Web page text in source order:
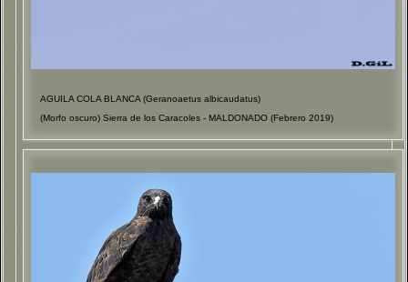
AGUILA COLA BLANCA (Geranoaetus albicaudatus)
(Morfo oscuro) Sierra de los Caracoles - MALDONADO (Febrero 2019)